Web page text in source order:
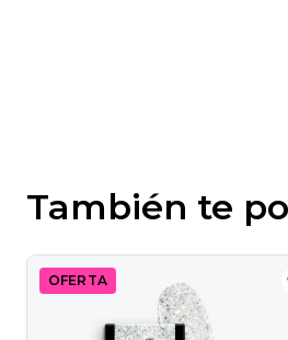
También te
OFERTA